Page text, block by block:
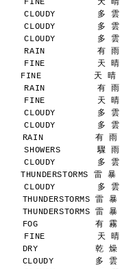
FINE          天 晴
CLOUDY        多 雲
CLOUDY        多 雲
多 雲
RAIN          有 雨
FINE          天 晴
FINE          天 晴
RAIN          有 雨
FINE          天 晴
多 雲
多 雲
RAIN          有 雨
驟 雨
多 雲
雷 暴
CLOUDY        多 雲
雷 暴
雷 暴
FOG           有 霧
FINE          天 晴
DRY           乾 燥
CLOUDY        多 雲